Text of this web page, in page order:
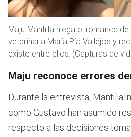
Maju Mantilla niega el romance
veterinaria María Pía Vallejos y
existe entre ellos. (Capturas de
Maju reconoce errores
Durante la entrevista, Mantilla
como Gustavo han asumido
respecto a las decisiones